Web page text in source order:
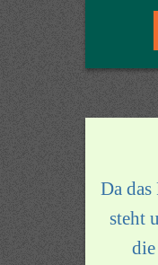
Da
steht